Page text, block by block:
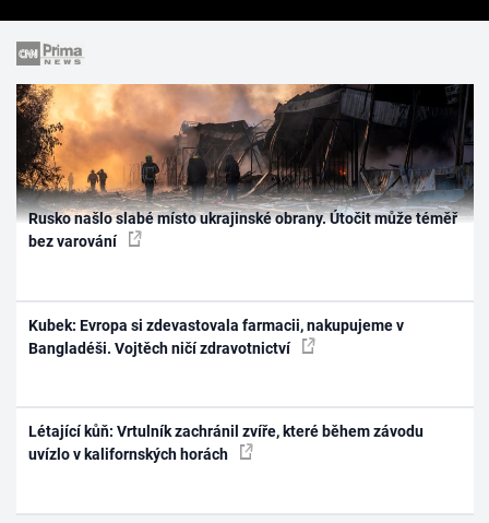
Rusko našlo slabé místo ukrajinské obrany. Útočit může téměř
bez varování
Kubek: Evropa si zdevastovala farmacii, nakupujeme v
Bangladéši. Vojtěch ničí zdravotnictví
Létající kůň: Vrtulník zachránil zvíře, které během závodu
uvízlo v kalifornských horách